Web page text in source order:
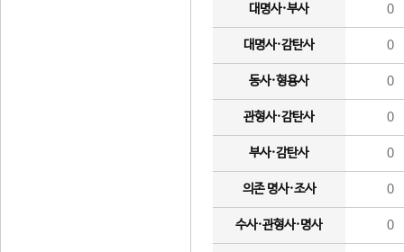
대명사·부사 0
대명사·감탄사 0
동사·형용사 0
관형사·감탄사 0
부사·감탄사 0
의존 명사·조사 0
수사·관형사·명사 0